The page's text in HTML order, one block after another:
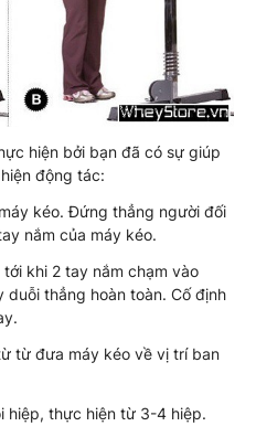
hiện bởi bạn đã có sự giúp
động tác:
kéo. Đứng thẳng người đối
nắm của máy kéo.
khi 2 tay nắm chạm vào
thẳng hoàn toàn. Cố định
từ đưa máy kéo về vị trí ban
hiệp, thực hiện từ 3-4 hiệp.